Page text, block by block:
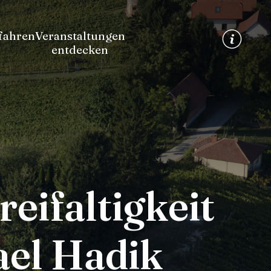
Veranstaltungen
entdecken
Hadik